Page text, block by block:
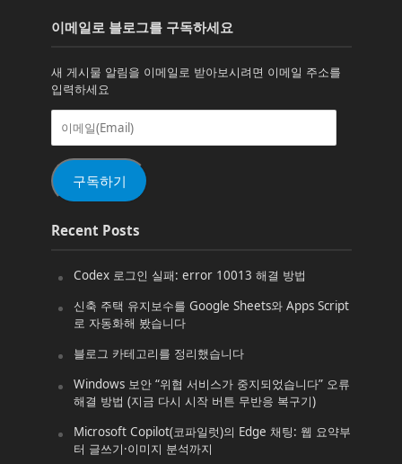
이메일로 블로그를 구독하세요
새 게시물 알림을 이메일로 받아보시려면 이메일 주소를
입력하세요
이
일
(Email)
구독하기
Recent Posts
Codex 로그인 실패: error 10013 해결 방법
신축 주택 유지보수를 Google Sheets와 Apps Script
로 자동화해 봤습니다
블로그 카테고리를 정리했습니다
Windows 보안 “위협 서비스가 중지되었습니다” 오류
해결 방법 (지금 다시 시작 버튼 무반응 복구기)
Microsoft Copilot(코파일럿)의 Edge 채팅: 웹 요약부
터 글쓰기·이미지 분석까지